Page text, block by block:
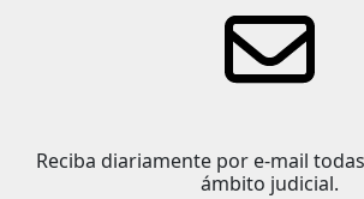
Reciba diariamente por e-mail
ámbito judicial.